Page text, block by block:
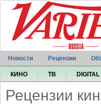
Новости Рецензии
КИНО ТВ DIGITAL
Рецензии